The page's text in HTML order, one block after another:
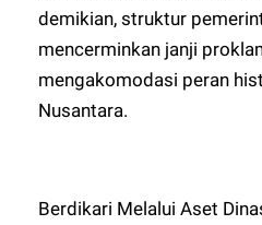
demikian, struktur
mencerminkan janji
mengakomodasi peran
Nusantara.
Berdikari Melalui Aset